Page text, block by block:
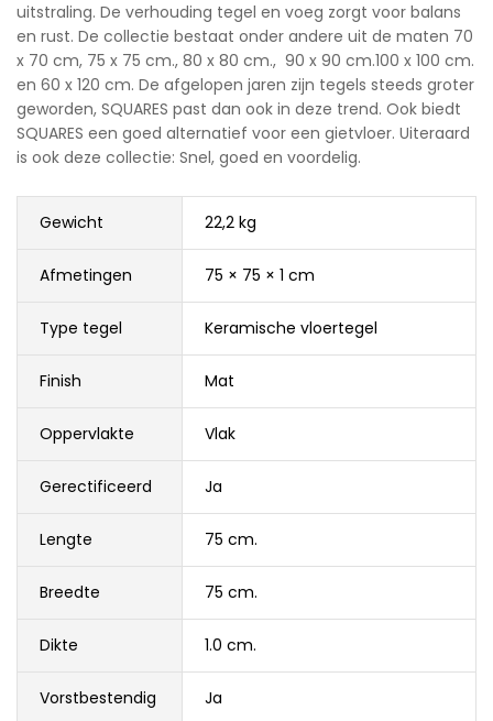
uitstraling. De verhouding tegel en voeg zorgt voor balans
en rust. De collectie bestaat onder andere uit de maten 70
x 70 cm, 75 x 75 cm., 80 x 80 cm., 90 x 90 cm.100 x 100 cm.
en 60 x 120 cm. De afgelopen jaren zijn tegels steeds groter
geworden, SQUARES past dan ook in deze trend. Ook biedt
SQUARES een goed alternatief voor een gietvloer. Uiteraard
is ook deze collectie: Snel, goed en voordelig.
Gewicht 22,2 kg
Afmetingen 75 × 75 × 1 cm
Type tegel Keramische vloertegel
Finish Mat
Oppervlakte Vlak
Gerectificeerd Ja
Lengte 75 cm.
Breedte 75 cm.
Dikte 1.0 cm.
Vorstbestendig Ja